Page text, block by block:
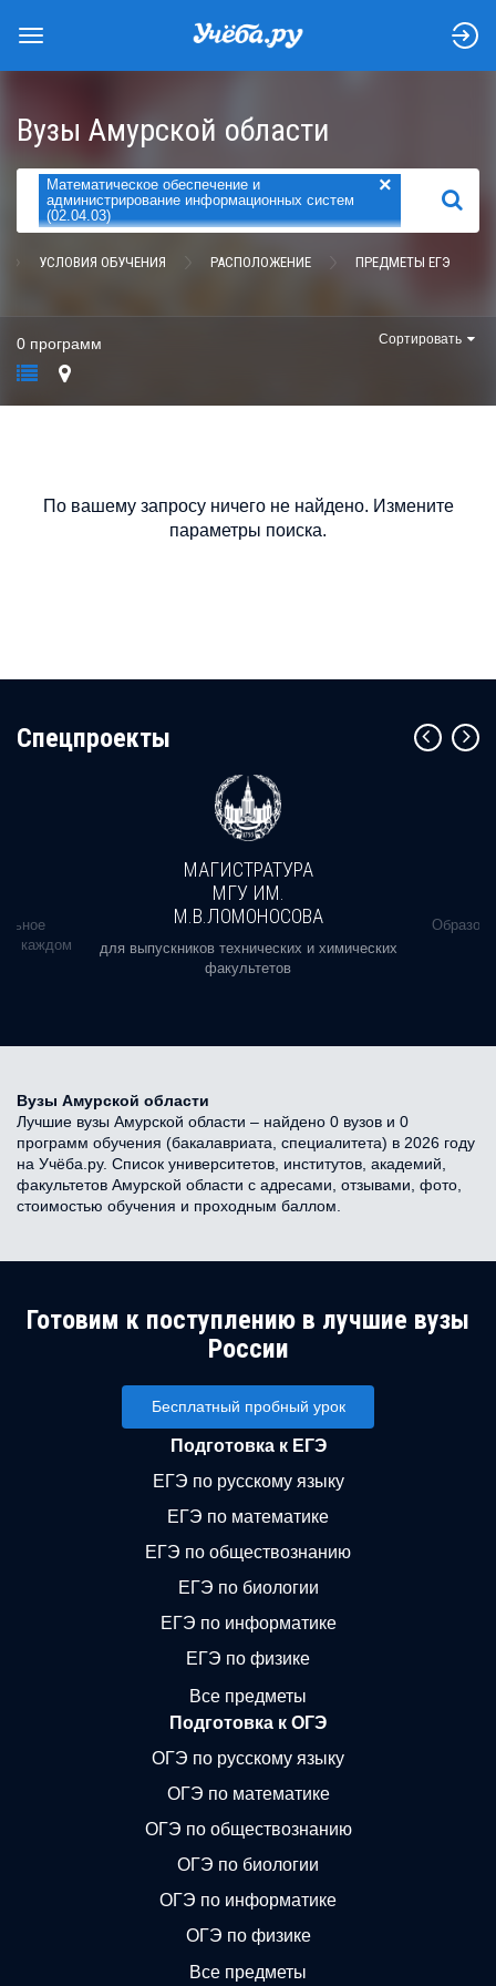
Вузы Амурской области
Математическое обеспечение и
администрирование информационных систем
(02.04.03)
×
НАЙТИ
УСЛОВИЯ ОБУЧЕНИЯ РАСПОЛОЖЕНИЕ ПРЕДМЕТЫ ЕГЭ
0 программ Сортировать
По вашему запросу ничего не найдено. Измените
параметры поиска.
Cпецпроекты
в каждом
МАГИСТРАТУРА
МГУ ИМ.
М.В.ЛОМОНОСОВА
для выпускников технических и химических
факультетов
Вузы Амурской области
Лучшие вузы Амурской области – найдено 0 вузов и 0
программ обучения (бакалавриата, специалитета) в 2026 году
на Учёба.ру. Список университетов, институтов, академий,
факультетов Амурской области с адресами, отзывами, фото,
стоимостью обучения и проходным баллом.
Готовим к поступлению в лучшие вузы
России
Бесплатный пробный урок
Подготовка к ЕГЭ
ЕГЭ по русскому языку
ЕГЭ по математике
ЕГЭ по обществознанию
ЕГЭ по биологии
ЕГЭ по информатике
ЕГЭ по физике
Все предметы
Подготовка к ОГЭ
ОГЭ по русскому языку
ОГЭ по математике
ОГЭ по обществознанию
ОГЭ по биологии
ОГЭ по информатике
ОГЭ по физике
Все предметы